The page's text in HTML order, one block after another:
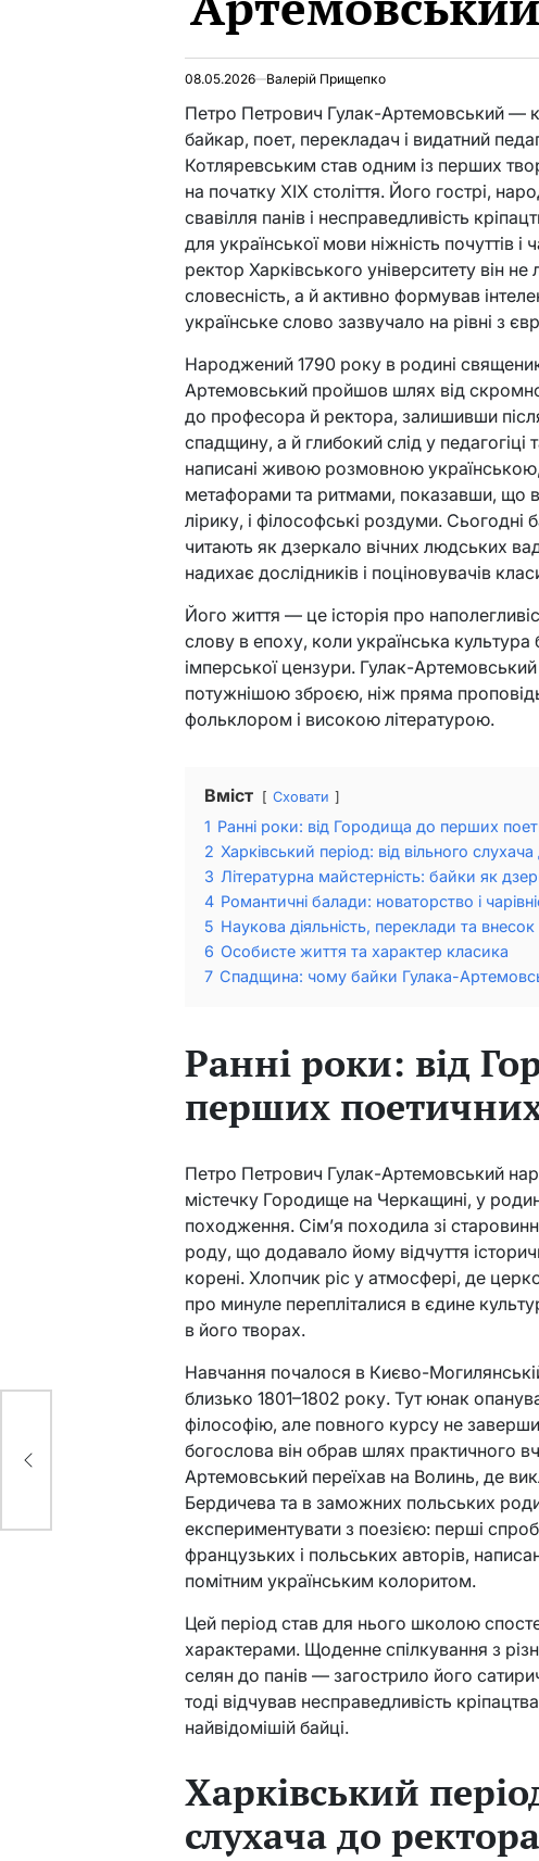
08.05.2026 Валерій Прищепко
Петро Петрович Гулак-Артемовський —
байкар, поет, перекладач і видатний
Котляревським став одним із перших
на початку XIX століття. Його гострі,
свавілля панів і несправедливість
для української мови ніжність почуттів
ректор Харківського університету він
словесність, а й активно формував
українське слово зазвучало на рівні з
Народжений 1790 року в родині
Артемовський пройшов шлях від
до професора й ректора, залишивши
спадщину, а й глибокий слід у педагогіці
написані живою розмовною
метафорами та ритмами, показавши, що
лірику, і філософські роздуми.
читають як дзеркало вічних людських
надихає дослідників і поціновувачів
Його життя — це історія про
слову в епоху, коли українська
імперської цензури. Гулак-
потужнішою зброєю, ніж пряма
фольклором і високою літературою.
Вміст Сховати
1 Ранні роки: від Городища до перших
2 Харківський період: від вільного
3 Літературна майстерність: байки як
4 Романтичні балади: новаторство і
5 Наукова діяльність, переклади та
6 Особисте життя та характер класика
7 Спадщина: чому байки Гулака-
Ранні роки: від
перших
Петро Петрович Гулак-Артемовський
містечку Городище на Черкащині, у
походження. Сім’я походила зі
роду, що додавало йому відчуття
корені. Хлопчик ріс у атмосфері, де
про минуле перепліталися в єдине
в його творах.
Навчання почалося в Києво-
близько 1801–1802 року. Тут юнак
філософію, але повного курсу не
богослова він обрав шлях практичного
Артемовський переїхав на Волинь, де
Бердичева та в заможних польських
експериментувати з поезією: перші
французьких і польських авторів,
помітним українським колоритом.
Цей період став для нього школою
характерами. Щоденне спілкування з
селян до панів — загострило його
тоді відчував несправедливість
найвідомішій байці.
Харківський
слухача до